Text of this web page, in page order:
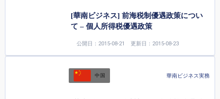
[華南ビジネス] 前海税制優遇政策につい
て – 個人所得税優遇政策
公開日：2015-08-21 更新日：2015-08-23
中国 華南ビジネス実務